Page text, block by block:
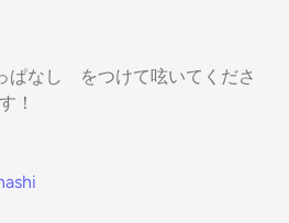
なし をつけて呟いてくださ
！